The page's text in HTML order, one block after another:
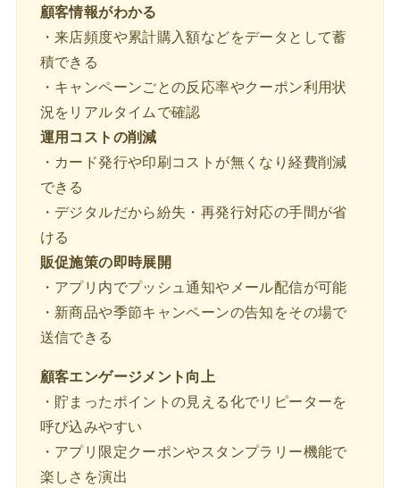
顧客情報がわかる
・来店頻度や累計購入額などをデータとして蓄
積できる
・キャンペーンごとの反応率やクーポン利用状
況をリアルタイムで確認
運用コストの削減
・カード発行や印刷コストが無くなり経費削減
できる
・デジタルだから紛失・再発行対応の手間が省
ける
販促施策の即時展開
・アプリ内でプッシュ通知やメール配信が可能
・新商品や季節キャンペーンの告知をその場で
送信できる
顧客エンゲージメント向上
・貯まったポイントの見える化でリピーターを
呼び込みやすい
・アプリ限定クーポンやスタンプラリー機能で
楽しさを演出